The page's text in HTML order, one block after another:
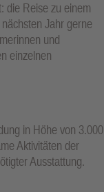
die Reise zu einem
Jahr gerne
und
einzelnen
in Höhe von 3.000
Aktivitäten der
Ausstattung.